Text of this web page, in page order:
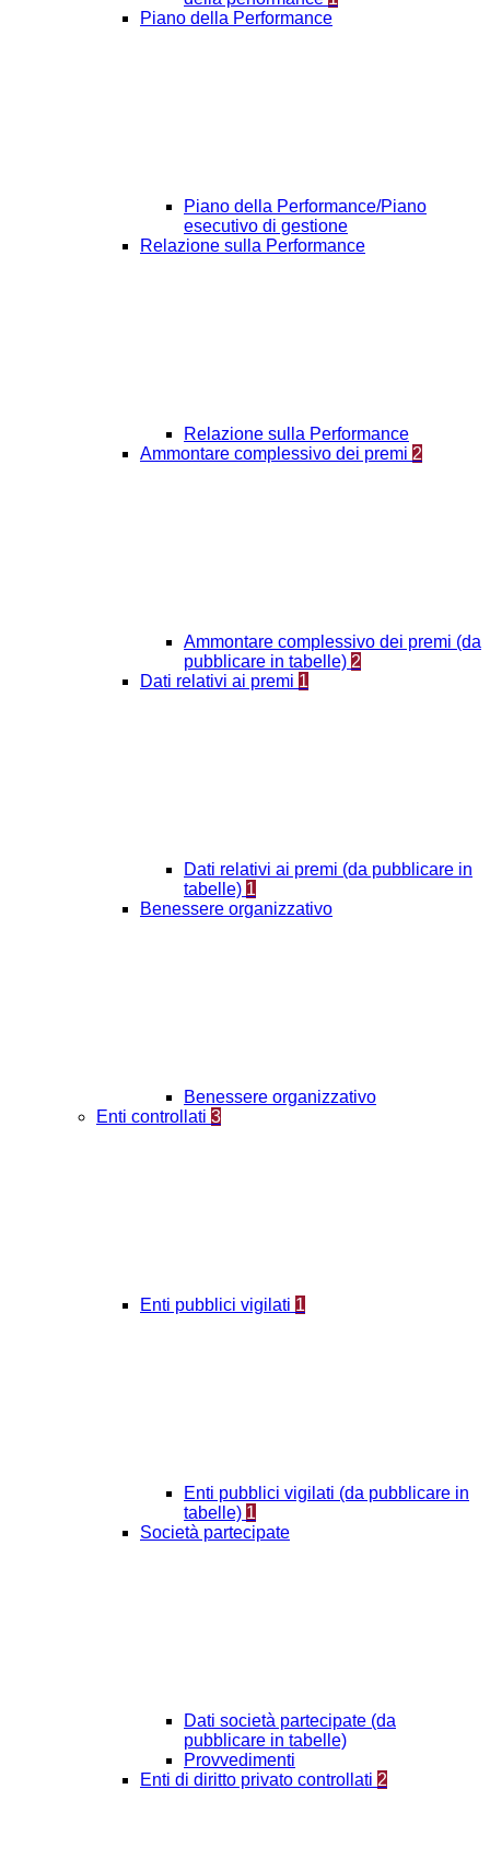
Piano della Performance
Piano della Performance/Piano
esecutivo di gestione
Relazione sulla Performance
Relazione sulla Performance
Ammontare complessivo dei premi 2
Ammontare complessivo dei premi (da
pubblicare in tabelle) 2
Dati relativi ai premi 1
Dati relativi ai premi (da pubblicare in
tabelle) 1
Benessere organizzativo
Benessere organizzativo
Enti controllati 3
Enti pubblici vigilati 1
Enti pubblici vigilati (da pubblicare in
tabelle) 1
Società partecipate
Dati società partecipate (da
pubblicare in tabelle)
Provvedimenti
Enti di diritto privato controllati 2